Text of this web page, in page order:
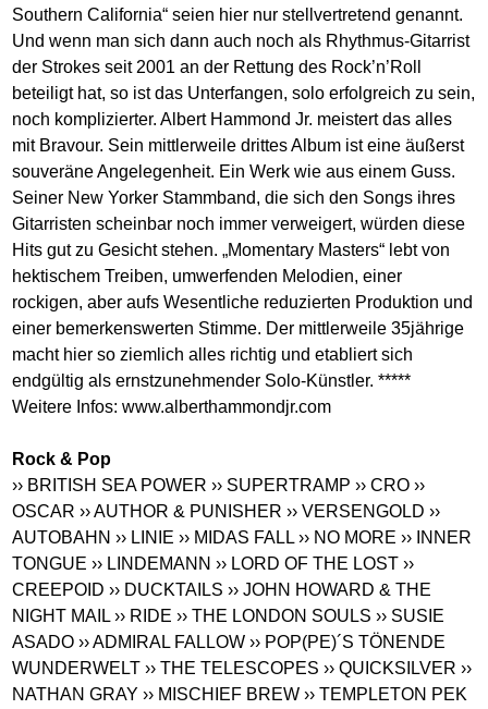
Southern California“ seien hier nur stellvertretend genannt.
Und wenn man sich dann auch noch als Rhythmus-Gitarrist
der Strokes seit 2001 an der Rettung des Rock’n’Roll
beteiligt hat, so ist das Unterfangen, solo erfolgreich zu sein,
noch komplizierter. Albert Hammond Jr. meistert das alles
mit Bravour. Sein mittlerweile drittes Album ist eine äußerst
souveräne Angelegenheit. Ein Werk wie aus einem Guss.
Seiner New Yorker Stammband, die sich den Songs ihres
Gitarristen scheinbar noch immer verweigert, würden diese
Hits gut zu Gesicht stehen. „Momentary Masters“ lebt von
hektischem Treiben, umwerfenden Melodien, einer
rockigen, aber aufs Wesentliche reduzierten Produktion und
einer bemerkenswerten Stimme. Der mittlerweile 35jährige
macht hier so ziemlich alles richtig und etabliert sich
endgültig als ernstzunehmender Solo-Künstler. *****
Weitere Infos:www.alberthammondjr.com
Rock & Pop
›› BRITISH SEA POWER ›› SUPERTRAMP ›› CRO ››
OSCAR ›› AUTHOR & PUNISHER ›› VERSENGOLD ››
AUTOBAHN ›› LINIE ›› MIDAS FALL ›› NO MORE ›› INNER
TONGUE ›› LINDEMANN ›› LORD OF THE LOST ››
CREEPOID ›› DUCKTAILS ›› JOHN HOWARD & THE
NIGHT MAIL ›› RIDE ›› THE LONDON SOULS ›› SUSIE
ASADO ›› ADMIRAL FALLOW ›› POP(PE)´S TÖNENDE
WUNDERWELT ›› THE TELESCOPES ›› QUICKSILVER ››
NATHAN GRAY ›› MISCHIEF BREW ›› TEMPLETON PEK